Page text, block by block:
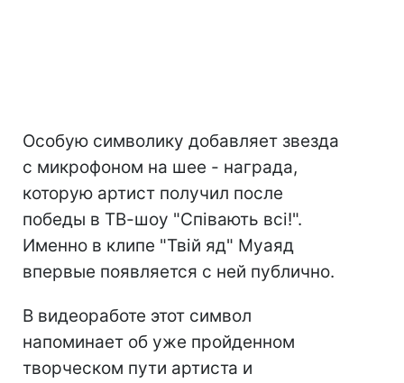
Особую символику добавляет звезда
с микрофоном на шее - награда,
которую артист получил после
победы в ТВ-шоу "Співають всі!".
Именно в клипе "Твій яд" Муаяд
впервые появляется с ней публично.
В видеоработе этот символ
напоминает об уже пройденном
творческом пути артиста и